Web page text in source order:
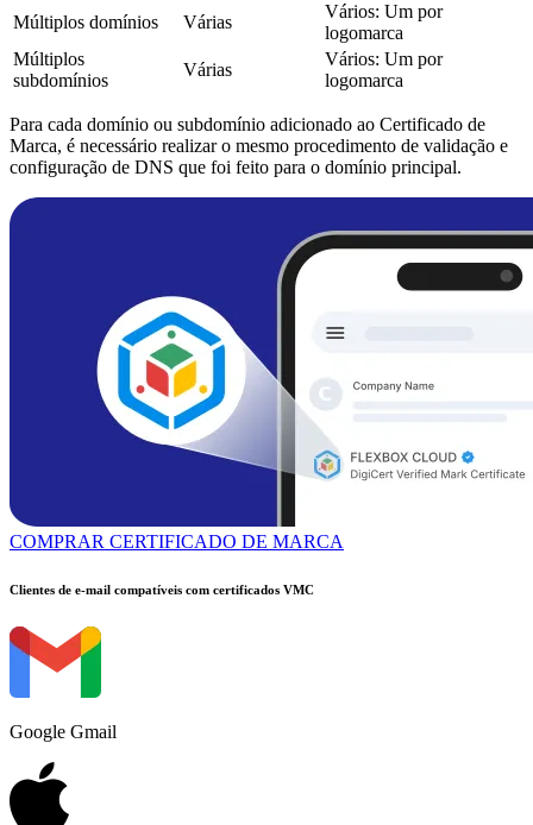
Múltiplos domínios Várias
Vários: Um por
logomarca
Múltiplos
subdomínios
Várias
Vários: Um por
logomarca
Para cada domínio ou subdomínio adicionado ao Certificado de
Marca, é necessário realizar o mesmo procedimento de validação e
configuração de DNS que foi feito para o domínio principal.
COMPRAR CERTIFICADO DE MARCA
Clientes de e-mail compatíveis com certificados VMC
Google Gmail